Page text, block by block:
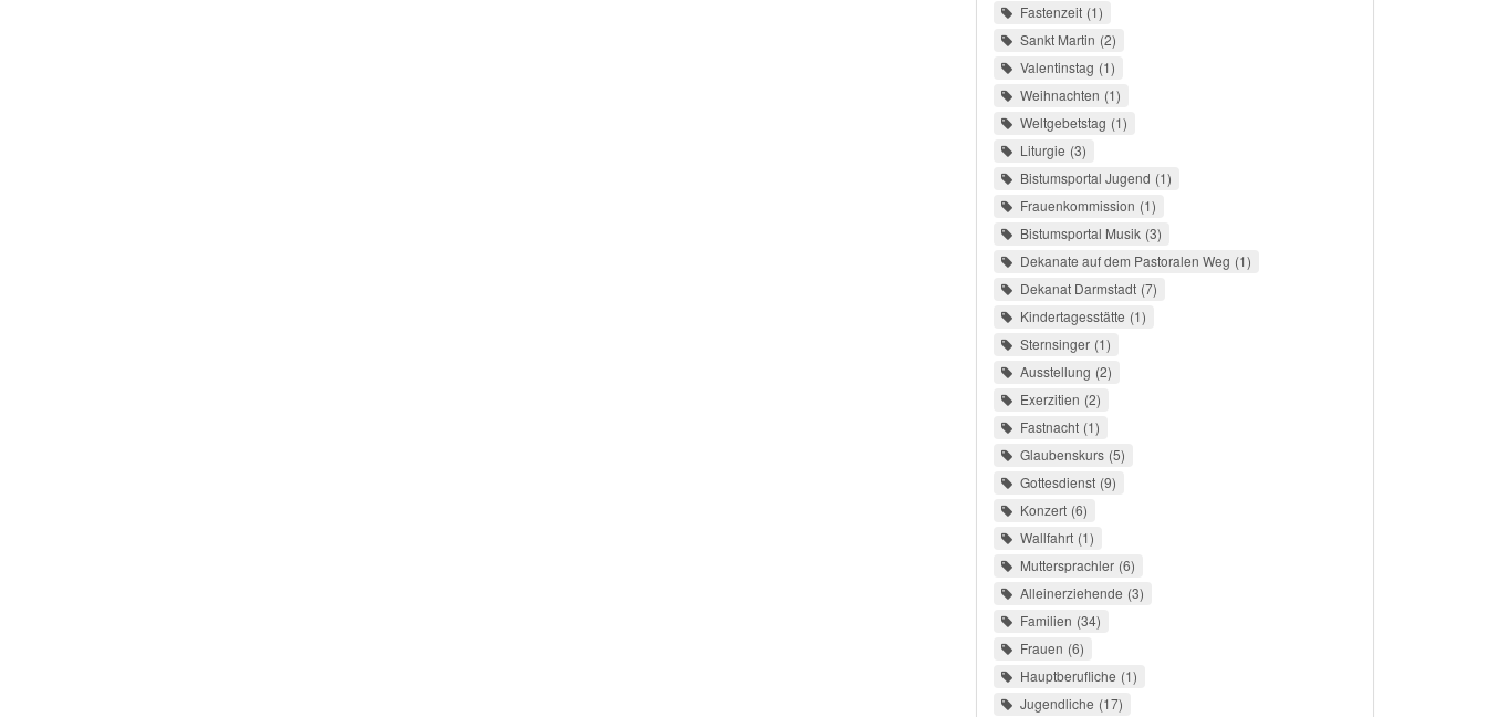
Fastenzeit 1
Sankt Martin 2
Valentinstag 1
Weihnachten 1
Weltgebetstag 1
Liturgie 3
Bistumsportal Jugend 1
Frauenkommission 1
Bistumsportal Musik 3
Dekanate auf dem Pastoralen Weg 1
Dekanat Darmstadt 7
Kindertagesstätte 1
Sternsinger 1
Ausstellung 2
Exerzitien 2
Fastnacht 1
Glaubenskurs 5
Gottesdienst 9
Konzert 6
Wallfahrt 1
Muttersprachler 6
Alleinerziehende 3
Familien 34
Frauen 6
Hauptberufliche 1
Jugendliche 17